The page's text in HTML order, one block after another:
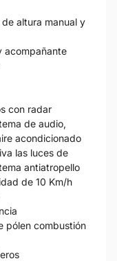
altura manual y
acompañante
con radar
de audio,
acondicionado
las luces de
antiatropello
de 10 Km/h
pólen combustión